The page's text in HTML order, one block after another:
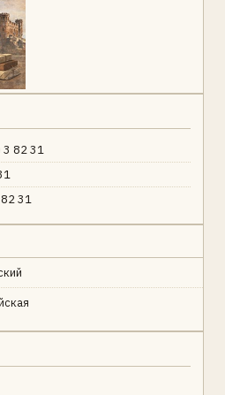
3 82 31
31